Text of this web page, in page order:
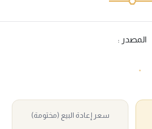
المصدر :
سعر إعادة البيع (مختومة)